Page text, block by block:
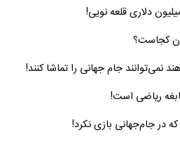
دلاری قلعه نویی!
کجاست؟
جام جهانی را تماشا کنند!
ریاضی است!
در جام‌جهانی بازی نکرد!